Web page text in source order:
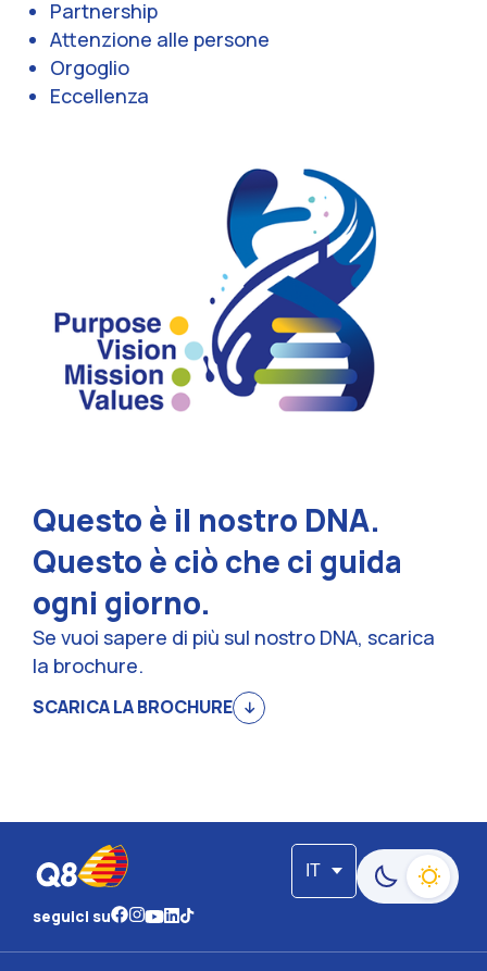
Partnership
Attenzione alle persone
Orgoglio
Eccellenza
Questo è il nostro DNA.
Questo è ciò che ci guida
ogni giorno.
Se vuoi sapere di più sul nostro DNA, scarica
la brochure.
SCARICA LA BROCHURE
IT
Passa alla
seguici su